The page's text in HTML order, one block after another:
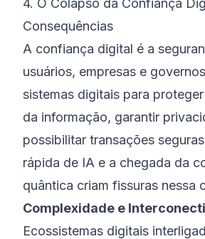
4. O Colapso da Confiança
Consequências
A confiança digital é a
usuários, empresas e
sistemas digitais para
da informação, garantir
possibilitar transações
rápida de IA e a chegada da
quântica criam fissuras nessa
Complexidade e
Ecossistemas digitais